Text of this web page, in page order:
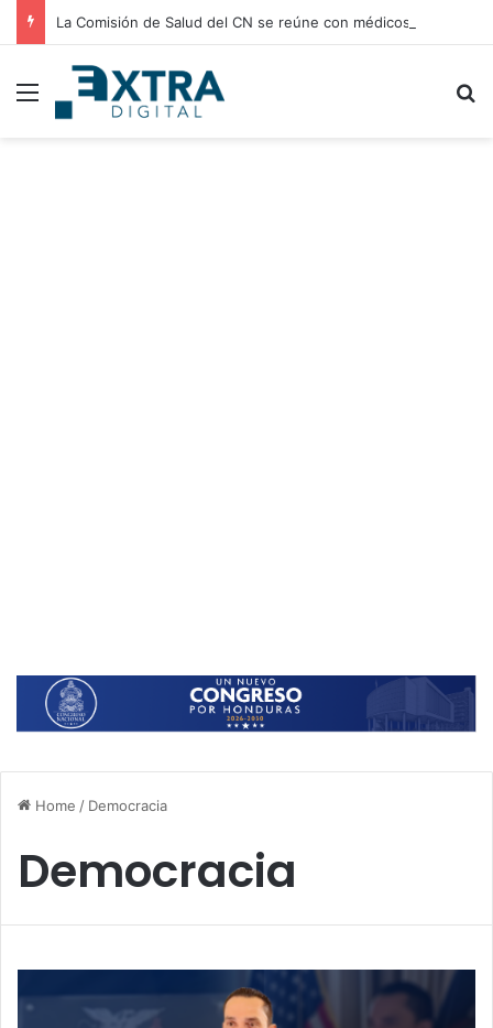
Menu
Home / Democracia
Democracia